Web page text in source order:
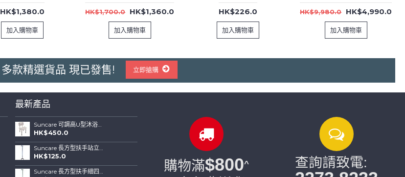
HK$1,380.0
加入購物車
HK$1,700.0 HK$1,360.0
加入購物車
HK$226.0
加入購物車
HK$9,980.0 HK$4,990.0
加入購物車
多款精選貨品 現已發售! 立即搶購
最新產品
Suncare 可調高U型沐浴椅連可拆背板(特闊坐位)
HK$450.0
Suncare 長方型扶手站立式四腳拐杖 ( 藍色)
HK$125.0
Suncare 長方型扶手細四腳站立式拐杖 (綠色) 購物滿$800^ 查詢請致電: